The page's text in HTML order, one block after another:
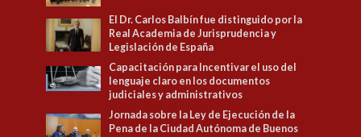
El Dr. Carlos Balbín fue distinguido por la
Real Academia de Jurisprudencia y
Legislación de España
Capacitación para Incentivar el uso del
lenguaje claro en los documentos
judiciales y administrativos
Jornada sobre la Ley de Ejecución de la
Pena de la Ciudad Autónoma de Buenos